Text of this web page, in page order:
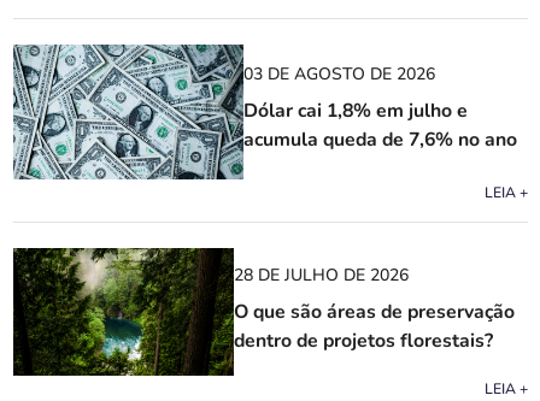
03 DE AGOSTO DE 2026
Dólar cai 1,8% em julho e
acumula queda de 7,6% no ano
LEIA +
28 DE JULHO DE 2026
O que são áreas de preservação
dentro de projetos florestais?
LEIA +